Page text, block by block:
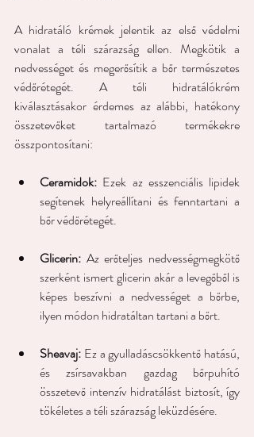
A hidratáló krémek jelentik az első védelmi
vonalat a téli szárazság ellen. Megkötik a
nedvességet és megerősítik a bőr természetes
védőrétegét. A téli hidratálókrém
kiválasztásakor érdemes az alábbi, hatékony
összetevőket tartalmazó termékekre
összpontosítani:
Ceramidok: Ezek az esszenciális lipidek
segítenek helyreállítani és fenntartani a
bőr védőrétegét.
Glicerin: Az erőteljes nedvességmegkötő
szerként ismert glicerin akár a levegőből is
képes beszívni a nedvességet a bőrbe,
ilyen módon hidratáltan tartani a bőrt.
Sheavaj: Ez a gyulladáscsökkentő hatású,
és zsírsavakban gazdag bőrpuhító
összetevő intenzív hidratálást biztosít, így
tökéletes a téli szárazság leküzdésére.